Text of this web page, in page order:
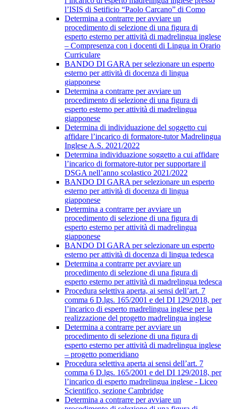
l’ISIS di Setificio “Paolo Carcano” di Como
Determina a contrarre per avviare un
procedimento di selezione di una figura di
esperto esterno per attività di madrelingua inglese
– Compresenza con i docenti di Lingua in Orario
Curriculare
BANDO DI GARA per selezionare un esperto
esterno per attività di docenza di lingua
giapponese
Determina a contrarre per avviare un
procedimento di selezione di una figura di
esperto esterno per attività di madrelingua
giapponese
Determina di individuazione del soggetto cui
affidare l’incarico di formatore-tutor Madrelingua
Inglese A.S. 2021/2022
Determina individuazione soggetto a cui affidare
l’incarico di formatore-tutor per supportare il
DSGA nell’anno scolastico 2021/2022
BANDO DI GARA per selezionare un esperto
esterno per attività di docenza di lingua
giapponese
Determina a contrarre per avviare un
procedimento di selezione di una figura di
esperto esterno per attività di madrelingua
giapponese
BANDO DI GARA per selezionare un esperto
esterno per attività di docenza di lingua tedesca
Determina a contrarre per avviare un
procedimento di selezione di una figura di
esperto esterno per attività di madrelingua tedesca
Procedura selettiva aperta, ai sensi dell’art. 7
comma 6 D.lgs. 165/2001 e del DI 129/2018, per
l’incarico di esperto madrelingua inglese per la
realizzazione del progetto madrelingua inglese
Determina a contrarre per avviare un
procedimento di selezione di una figura di
esperto esterno per attività di madrelingua inglese
– progetto pomeridiano
Procedura selettiva aperta ai sensi dell’art. 7
comma 6 D.lgs. 165/2001 e del DI 129/2018, per
l’incarico di esperto madrelingua inglese - Liceo
Scientifico, sezione Cambridge
Determina a contrarre per avviare un